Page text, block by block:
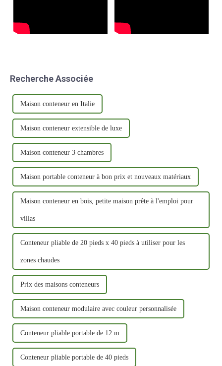
Recherche Associée
Maison conteneur en Italie
Maison conteneur extensible de luxe
Maison conteneur 3 chambres
Maison portable conteneur à bon prix et nouveaux matériaux
Maison conteneur en bois, petite maison prête à l'emploi pour
villas
Conteneur pliable de 20 pieds x 40 pieds à utiliser pour les
zones chaudes
Prix ​​des maisons conteneurs
Maison conteneur modulaire avec couleur personnalisée
Conteneur pliable portable de 12 m
Conteneur pliable portable de 40 pieds